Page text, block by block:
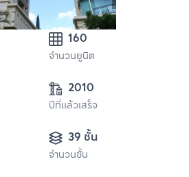
160
จำนวนยูนิต
2010
ปีที่แล้วเสร็จ
39 ชั้น
จำนวนชั้น